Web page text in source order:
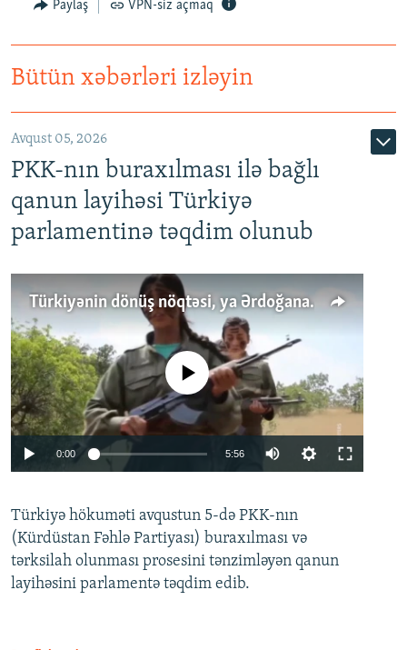
Paylaş VPN-siz açmaq
Bütün xəbərləri izləyin
Avqust 05, 2026
PKK-nın buraxılması ilə bağlı
qanun layihəsi Türkiyə
parlamentinə təqdim olunub
Türkiyənin dönüş nöqtəsi, ya Ərdoğana üçüncü şans: PKK ilə qəfil barışıq nə deməkdir?
Auto 240p 360p 480p
720p 1080p
No media source currently available
0:00 5:56
360p
480p
Türkiyə hökuməti avqustun 5-də PKK-nın
(Kürdüstan Fəhlə Partiyası) buraxılması və
tərksilah olunması prosesini tənzimləyən qanun
layihəsini parlamentə təqdim edib.